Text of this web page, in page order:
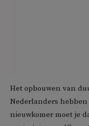
Het opbouwen van
Nederlanders
nieuwkomer moet je